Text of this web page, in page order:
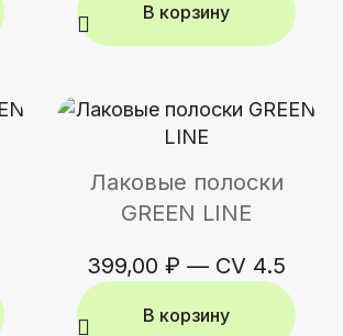
В корзину
Лаковые полоски
GREEN LINE
399,00₽ — CV 4.5
В корзину